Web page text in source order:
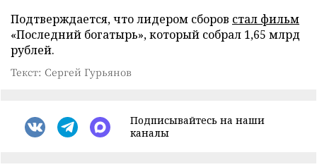
Подтверждается, что лидером сборов стал фильм
«Последний богатырь», который собрал 1,65 млрд
рублей.
Текст: Сергей Гурьянов
Подписывайтесь на наши
каналы